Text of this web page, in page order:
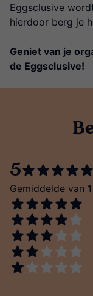
Eggsclusive
hierdoor berg je
Geniet van je
de Eggsclusive!
5
Gemiddelde van 1